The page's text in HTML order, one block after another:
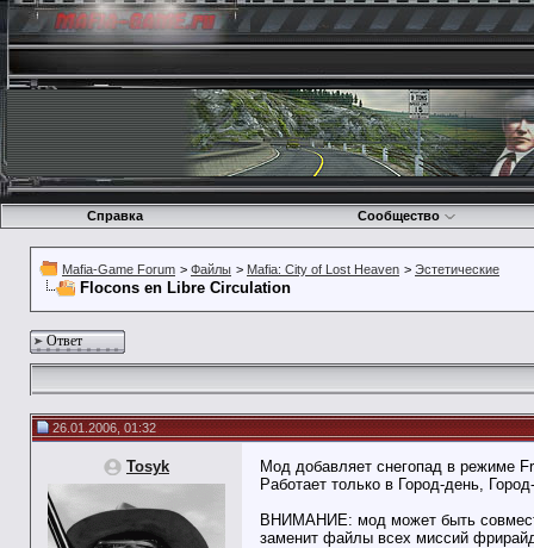
Справка Сообщество
Mafia-Game Forum > Файлы > Mafia: City of Lost Heaven > Эстетические
Flocons en Libre Circulation
Ответ
26.01.2006, 01:32
Tosyk
Мод добавляет снегопад в режиме
Работает только в Город-день,
ВНИМАНИЕ: мод может быть
заменит файлы всех миссий